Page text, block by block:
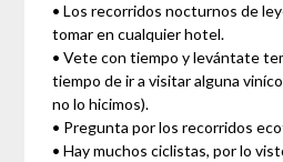
• Los recorridos nocturnos de
tomar en cualquier hotel.
• Vete con tiempo y levántate
tiempo de ir a visitar alguna
no lo hicimos).
• Pregunta por los recorridos
• Hay muchos ciclistas, por lo